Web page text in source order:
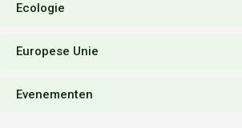
Ecologie
Europese Unie
Evenementen